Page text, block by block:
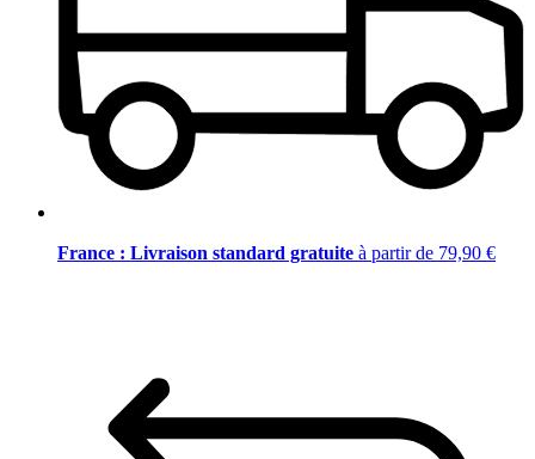
France : Livraison standard gratuite à partir de 79,90 €